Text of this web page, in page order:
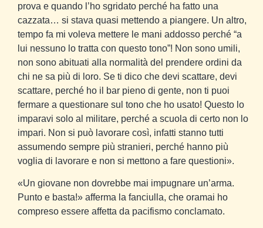
prova e quando l’ho sgridato perché ha fatto una
cazzata… si stava quasi mettendo a piangere. Un altro,
tempo fa mi voleva mettere le mani addosso perché “a
lui nessuno lo tratta con questo tono”! Non sono umili,
non sono abituati alla normalità del prendere ordini da
chi ne sa più di loro. Se ti dico che devi scattare, devi
scattare, perché ho il bar pieno di gente, non ti puoi
fermare a questionare sul tono che ho usato! Questo lo
imparavi solo al militare, perché a scuola di certo non lo
impari. Non si può lavorare così, infatti stanno tutti
assumendo sempre più stranieri, perché hanno più
voglia di lavorare e non si mettono a fare questioni».
«Un giovane non dovrebbe mai impugnare un’arma.
Punto e basta!» afferma la fanciulla, che oramai ho
compreso essere affetta da pacifismo conclamato.